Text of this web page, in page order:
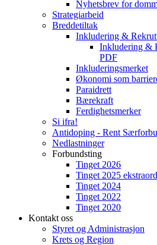
Nyhetsbrev for
Strategiarbeid
Breddetiltak
Inkludering &
Inkludering &
PDF
Inkluderingsmerket
Økonomi som
Paraidrett
Bærekraft
Ferdighetsmerker
Si ifra!
Antidoping - Rent
Nedlastninger
Forbundsting
Tinget 2026
Tinget 2025
Tinget 2024
Tinget 2022
Tinget 2020
Kontakt oss
Styret og Administrasjon
Krets og Region